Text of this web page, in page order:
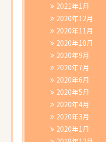
2021年1月
2020年12月
2020年11月
2020年10月
2020年9月
2020年7月
2020年6月
2020年5月
2020年4月
2020年3月
2020年1月